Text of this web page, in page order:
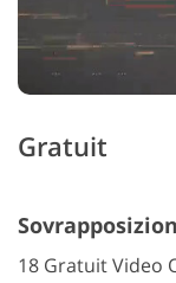
Gratuit
18 Gratuit Video